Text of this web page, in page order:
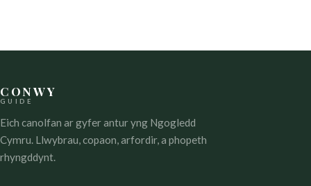
CONWY
GUIDE
Eich canolfan ar gyfer antur yng Ngogledd
Cymru. Llwybrau, copaon, arfordir, a phopeth
rhyngddynt.